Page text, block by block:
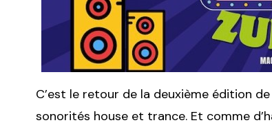
C’est le retour de la deuxième édition de
sonorités house et trance. Et comme